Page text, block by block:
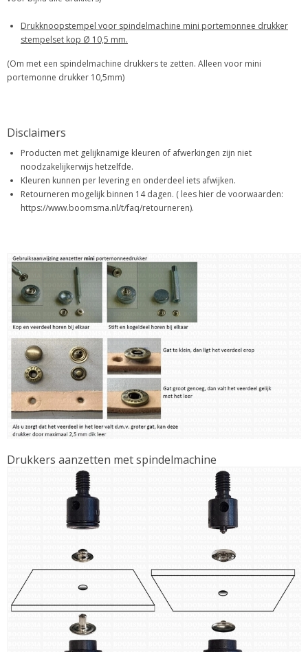
Drukknoopstempel voor spindelmachine mini portemonnee drukker
stempelset kop Ø 10,5 mm.
(Om met een spindelmachine drukkers te zetten. Alleen voor mini
portemonne drukker 10,5mm)
Disclaimers
Producten met gelijknamige kleuren of afwerkingen zijn niet
noodzakelijkerwijs hetzelfde.
Kleuren kunnen per levering en onderdeel iets afwijken.
Retourneren mogelijk binnen 14 dagen. ( lees hier de voorwaarden:
https://www.boomsma.nl/t/faq/retourneren).
Drukkers aanzetten met spindelmachine